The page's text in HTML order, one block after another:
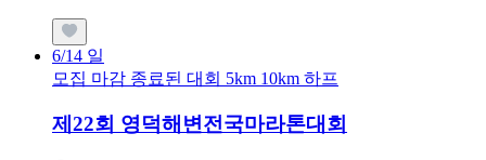
6/14 일
모집 마감 종료된 대회 5km 10km 하프
제22회 영덕해변전국마라톤대회